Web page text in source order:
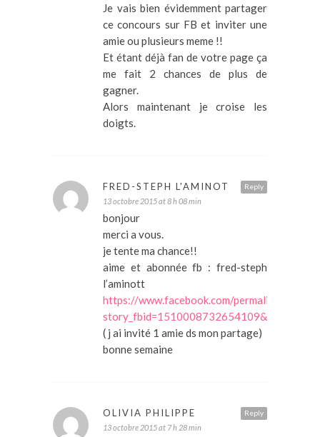
Je vais bien évidemment partager
ce concours sur FB et inviter une
amie ou plusieurs meme !!
Et étant déjà fan de votre page ça
me fait 2 chances de plus de
gagner.
Alors maintenant je croise les
doigts.
Reply
FRED-STEPH L'AMINOT
13 octobre 2015 at 8 h 08 min
bonjour
merci a vous.
je tente ma chance!!
aime et abonnée fb : fred-steph
l’aminott
https://www.facebook.com/permalink.php?
( j ai invité 1 amie ds mon partage)
bonne semaine
Reply
OLIVIA PHILIPPE
13 octobre 2015 at 7 h 28 min